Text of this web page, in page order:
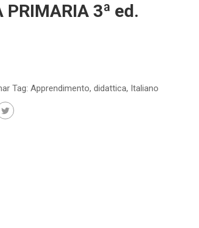
PRIMARIA 3ª ed.
Tag: Apprendimento, didattica, Italiano